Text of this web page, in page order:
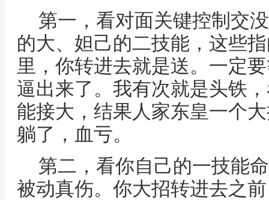
第一，看对面关键控制交
的大、妲己的二技能，这些
里，你转进去就是送。一定
逼出来了。我有次就是头铁
能接大，结果人家东皇一个
躺了，血亏。
第二，看你自己的一技能
被动真伤。你大招转进去之